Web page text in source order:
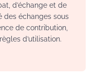
d’échange et de
des échanges sous
de contribution,
d’utilisation.